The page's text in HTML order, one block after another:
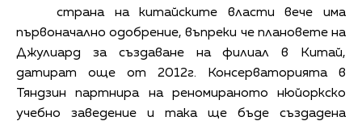
страна на китайските власти вече има
първоначално одобрение, въпреки че плановете на
Джулиард за създаване на филиал в Китай,
датират още от 2012г. Консерваторията в
Тяндзин партнира на реномираното нюйоркско
учебно заведение и така ще бъде създадена